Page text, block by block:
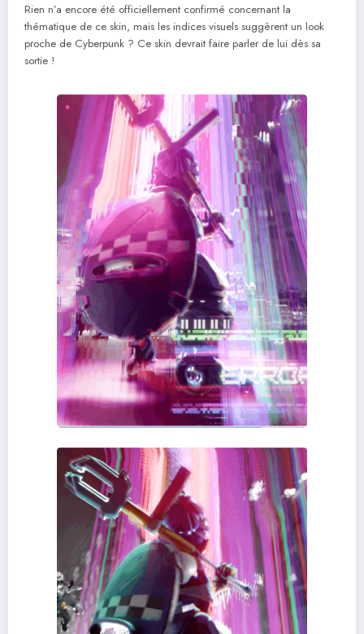
Rien n’a encore été officiellement confirmé concernant la
thématique de ce skin, mais les indices visuels suggèrent un look
proche de Cyberpunk ? Ce skin devrait faire parler de lui dès sa
sortie !